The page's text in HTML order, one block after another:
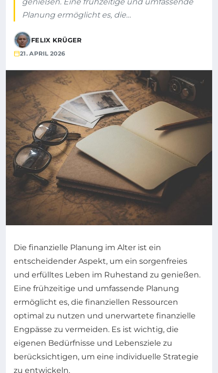
Planung ermöglicht es, die…
FELIX KRÜGER
21. APRIL 2026
Die finanzielle Planung im Alter ist ein
entscheidender Aspekt, um ein sorgenfreies
und erfülltes Leben im Ruhestand zu genießen.
Eine frühzeitige und umfassende Planung
ermöglicht es, die finanziellen Ressourcen
optimal zu nutzen und unerwartete finanzielle
Engpässe zu vermeiden. Es ist wichtig, die
eigenen Bedürfnisse und Lebensziele zu
berücksichtigen, um eine individuelle Strategie
zu entwickeln.